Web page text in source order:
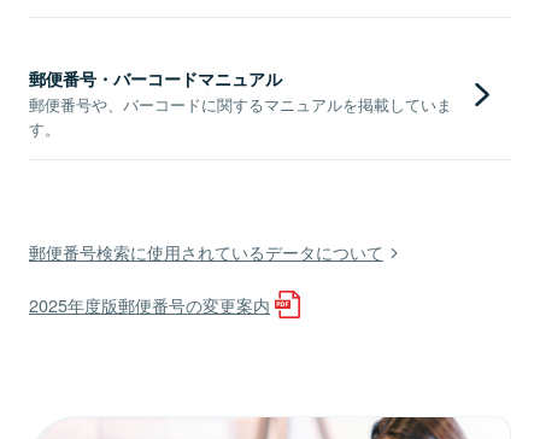
郵便番号・バーコードマニュアル
郵便番号や、バーコードに関するマニュアルを掲載していま
す。
郵便番号検索に使用されているデータについて
2025年度版郵便番号の変更案内